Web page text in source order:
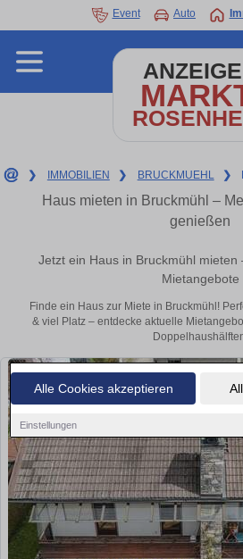
Alle Cookies akzeptieren
Einstellungen
Event Auto
❯ IMMOBILIEN ❯ BRUCKMUEHL ❯
Haus mieten in Bruckmühl –
genießen
Jetzt ein Haus in Bruckmühl mieten
Mietangebote
Finde ein Haus zur Miete in Bruckmühl!
& viel Platz – entdecke aktuelle